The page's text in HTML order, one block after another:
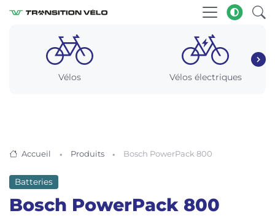
Vélos Vélos électriques
Accueil Produits Bosch PowerPack 800
Batteries
Bosch PowerPack 800